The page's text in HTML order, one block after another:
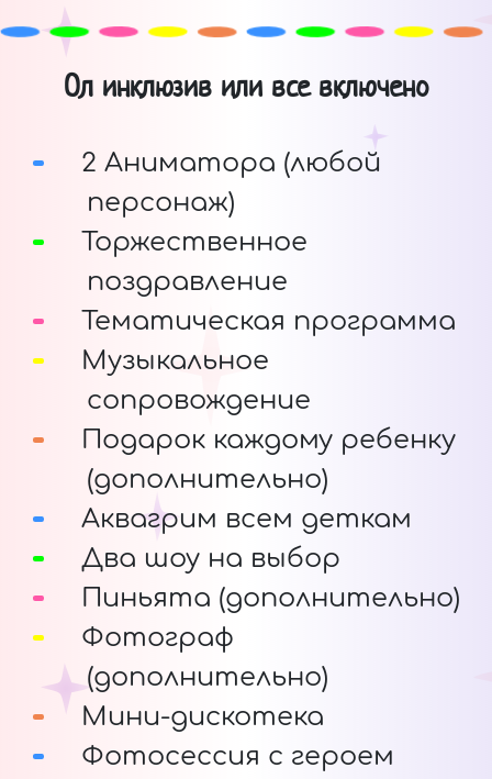
Ол инклюзив или все включено
2 Аниматора (любой
персонаж)
Торжественное
поздравление
Тематическая программа
Музыкальное
сопровождение
Подарок каждому ребенку
(дополнительно)
Аквагрим всем деткам
Два шоу на выбор
Пиньята (дополнительно)
Фотограф
(дополнительно)
Мини-дискотека
Фотосессия с героем